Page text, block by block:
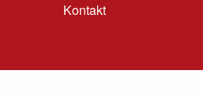
Kontakt